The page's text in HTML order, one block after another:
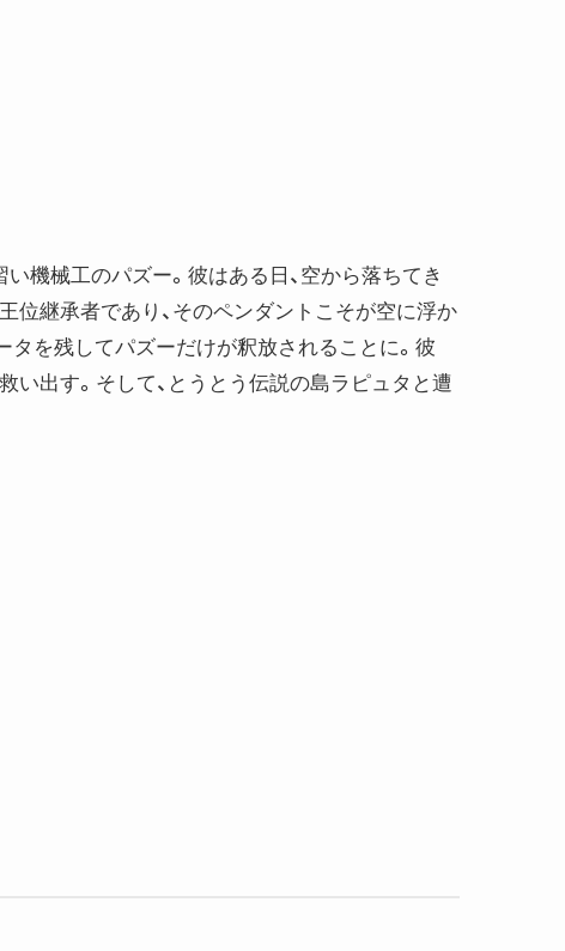
機械工のパズー。彼はある日、空から落ちてき
位継承者であり、そのペンダントこそが空に浮か
タを残してパズーだけが釈放されることに。彼
い出す。そして、とうとう伝説の島ラピュタと遭